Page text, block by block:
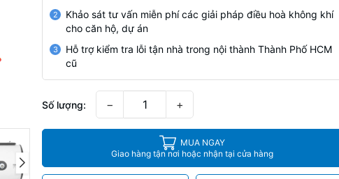
2
Khảo sát tư vấn miễn phí các giải pháp điều hoà không khí
cho căn hộ, dự án
3
Hỗ trợ kiểm tra lỗi tận nhà trong nội thành Thành Phố HCM
cũ
Số lượng: − +
MUA NGAY
Giao hàng tận nơi hoặc nhận tại cửa hàng